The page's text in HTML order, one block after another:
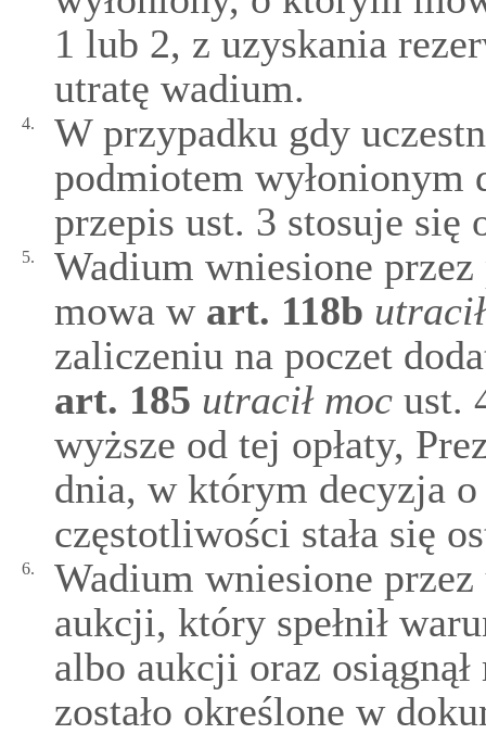
1 lub 2, z uzyskania
utratę wadium.
4.
W przypadku gdy
podmiotem
przepis ust. 3 stosuje
5.
Wadium wniesione
mowa wart. 118b
zaliczeniu na poczet
art. 185 utracił moc ust.
wyższe od tej opłaty,
dnia, w którym decyzja
częstotliwości stała się
6.
Wadium wniesione
aukcji, który spełnił
albo aukcji oraz
zostało określone w